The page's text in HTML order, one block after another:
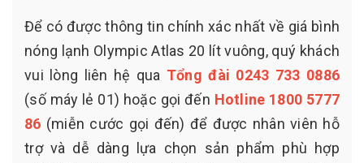
Để có được thông tin chính xác nhất về giá bình
nóng lạnh Olympic Atlas 20 lít vuông, quý khách
vui lòng liên hệ qua Tổng đài 0243 733 0886
(số máy lẻ 01) hoặc gọi đến Hotline 1800 5777
86 (miễn cước gọi đến) để được nhân viên hỗ
trợ và dễ dàng lựa chọn sản phẩm phù hợp